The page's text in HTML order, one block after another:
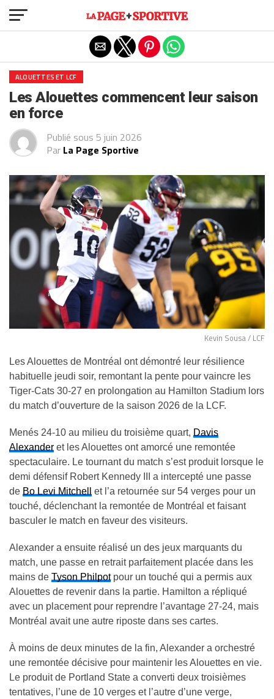
ALOUETTES ET LCF
Les Alouettes commencent leur saison
en force
Publié sous 5 juin 2026
Par La Page Sportive
Kevin Sousa / LCF
Les Alouettes de Montréal ont démontré leur résilience
habituelle jeudi soir, remontant la pente pour vaincre les
Tiger-Cats 30-27 en prolongation au Hamilton Stadium lors
du match d’ouverture de la saison 2026 de la LCF.
Menés 24-10 au milieu du troisième quart, Davis
Alexander et les Alouettes ont amorcé une remontée
spectaculaire. Le tournant du match s’est produit lorsque le
demi défensif Robert Kennedy III a intercepté une passe
de Bo Levi Mitchell
et l’a retournée sur 54 verges pour un
touché, déclenchant la remontée de Montréal et faisant
basculer le match en faveur des visiteurs.
Alexander a ensuite réalisé un des jeux marquants du
match, une passe en retrait parfaitement placée dans les
mains de Tyson Philpotpour un touché qui a permis aux
Alouettes de revenir dans la partie. Hamilton a répliqué
avec un placement pour reprendre l’avantage 27-24, mais
Montréal avait une autre riposte dans ses cartes.
À moins de deux minutes de la fin, Alexander a orchestré
une remontée décisive pour maintenir les Alouettes en vie.
Le produit de Portland State a converti deux troisièmes
tentatives, l’une de 10 verges et l’autre d’une verge,
Exit mobile version